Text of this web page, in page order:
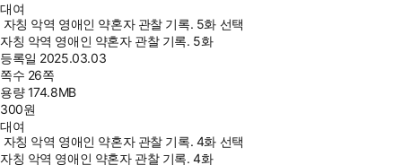
대여
자칭 악역 영애인 약혼자 관찰 기록. 5화 선택
자칭 악역 영애인 약혼자 관찰 기록. 5화
등록일 2025.03.03
쪽수 26쪽
용량174.8MB
300원
대여
자칭 악역 영애인 약혼자 관찰 기록. 4화 선택
자칭 악역 영애인 약혼자 관찰 기록. 4화